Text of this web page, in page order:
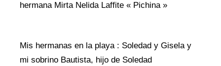
hermana Mirta Nelida Laffite « Pichina »
Mis hermanas en la playa : Soledad y Gisela y
mi sobrino Bautista, hijo de Soledad